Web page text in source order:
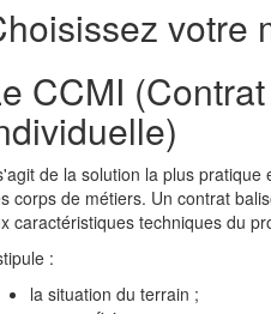
votre
CCMI
de la solution la plus
corps de métiers. Un contrat
caractéristiques techniques du
:
la situation du terrain ;